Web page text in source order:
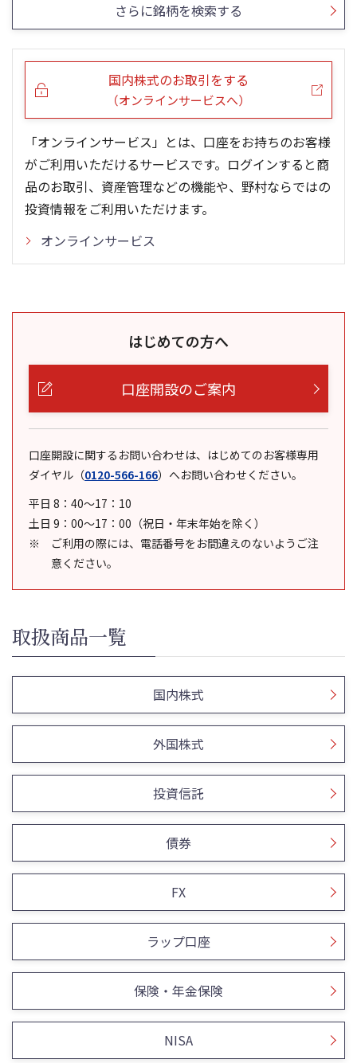
さらに銘柄を検索する
国内株式のお取引をする
（オンラインサービスへ）
「オンラインサービス」とは、口座をお持ちのお客様
がご利用いただけるサービスです。ログインすると商
品のお取引、資産管理などの機能や、野村ならではの
投資情報をご利用いただけます。
オンラインサービス
はじめての方へ
口座開設のご案内
口座開設に関するお問い合わせは、はじめてのお客様専用
ダイヤル （0120-566-166） へお問い合わせください。
平日 8：40～17：10
土日 9：00～17：00（祝日・年末年始を除く）
ご利用の際には、電話番号をお間違えのないようご注
意ください。
取扱商品一覧
国内株式
外国株式
投資信託
債券
FX
ラップ口座
保険・年金保険
NISA